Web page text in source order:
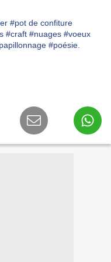
#pot de confiture
#craft #nuages #voeux
#poésie.